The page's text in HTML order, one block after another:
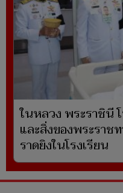
ในหลวง พระราชินี
และสิ่งของพระราช
ราดยิงในโรงเรียน